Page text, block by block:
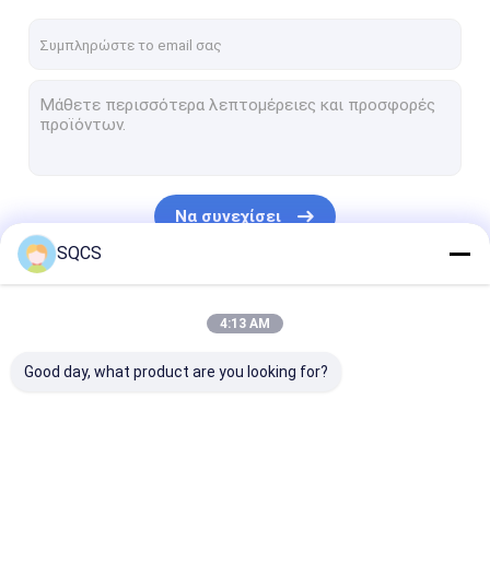
Ανταλλακτικά Mercedes Benz
Ανταλλακτικά Audi & Volkswagen
ρουλεμάν ροδών
Να συνεχίσει
SQCS
4:13 AM
Good day, what product are you looking for?